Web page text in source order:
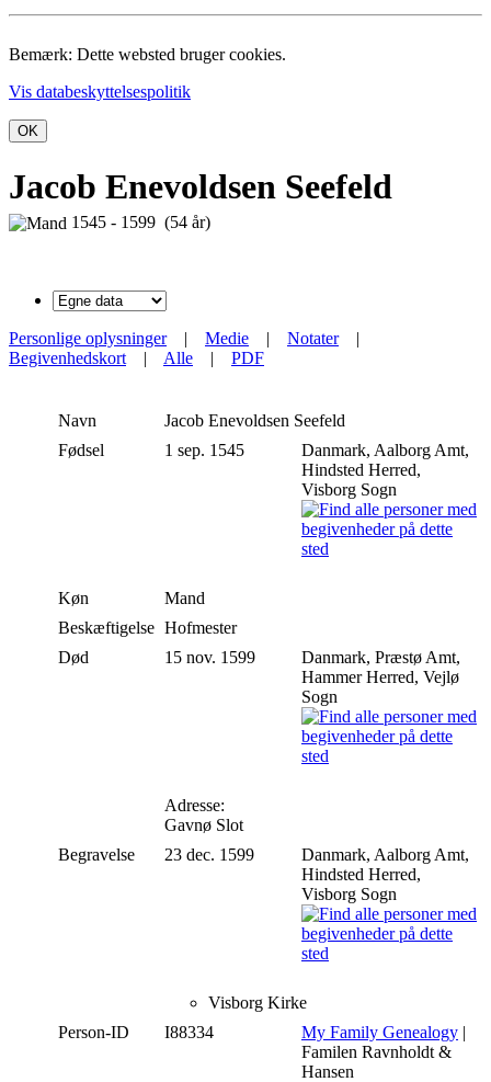
Bemærk: Dette websted bruger cookies.
Vis databeskyttelsespolitik
OK
Jacob Enevoldsen Seefeld
1545 - 1599 (54 år)
Personlige oplysninger| Medie | Notater|
Begivenhedskort | Alle | PDF
Navn Jacob Enevoldsen Seefeld
Fødsel
1 sep. 1545
Danmark, Aalborg Amt,
Hindsted Herred,
Visborg Sogn
Køn
Mand
Beskæftigelse Hofmester
Død
15 nov. 1599
Danmark, Præstø Amt,
Hammer Herred, Vejlø
Sogn
Adresse:
Gavnø Slot
Begravelse
23 dec. 1599
Danmark, Aalborg Amt,
Hindsted Herred,
Visborg Sogn
Visborg Kirke
Person-ID
I88334 My Family Genealogy |
Familen Ravnholdt &
Hansen